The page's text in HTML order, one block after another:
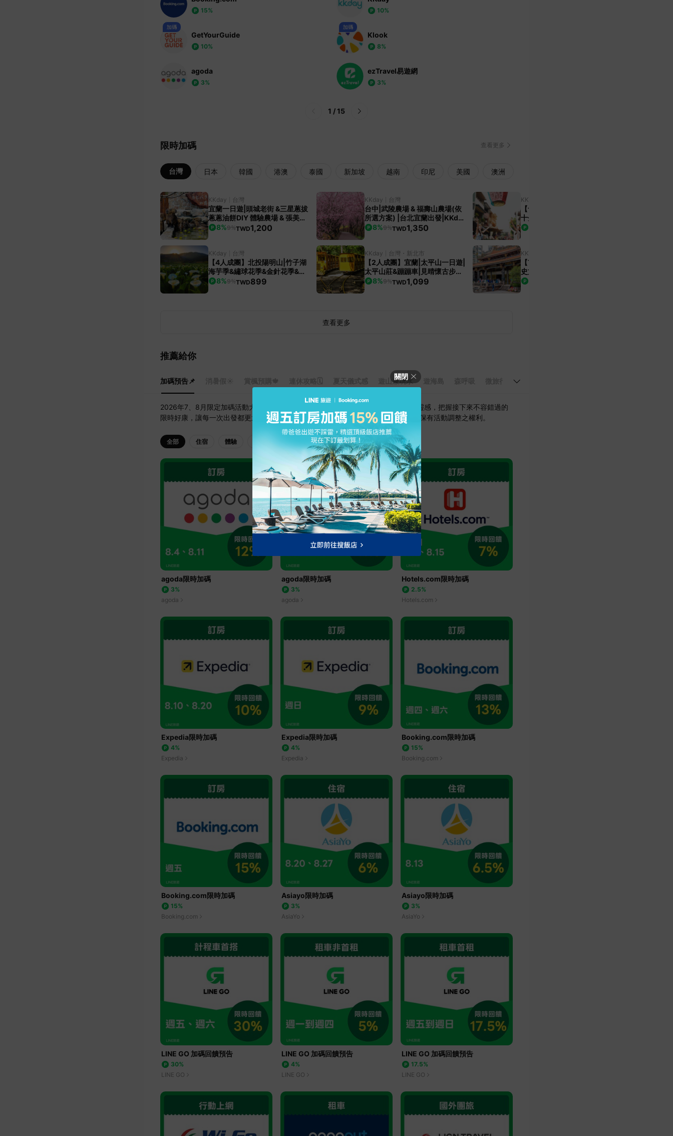
15% 10%
GetYourGuide
10%
Klook
8%
agoda
3%
ezTravel易遊網
3%
1 / 15
限時加碼 查看更多
台灣 日本 韓國 港澳 泰國 新加坡 越南 印尼 美國 澳洲
KKday 台灣
宜蘭一日遊|頭城老街 &三星蔥拔
蔥蔥油餅DIY 體驗農場 & 張美阿
嬤農場&羅東夜市|台北或宜蘭出
8% TWD1,200
KKday 台灣
【4人成團】北投陽明山|竹子湖
海芋季&繡球花季&金針花季&小
油坑&冷水坑&淡江大橋|台北出
8% TWD899
KKday 台灣
台中|武陵農場 & 福壽山農場(依
所選方案) |台北宜蘭出發|KKday
專屬團
8% TWD1,350
KKday 台灣・新北市
【2人成團】宜蘭|太平山一日遊|
太平山莊&蹦蹦車|見晴懷古步道
&鳩之澤溫泉|台北宜蘭出發|中英
8% TWD1,099
KKday
【含1人成團方案】九份&野柳&
十分&阿妹茶樓&黃金瀑布 一日
遊|日間夜間 多語服務|可加購台
KKday
【市區徒步導覽】台北|龍山寺歷
史文化之旅|中英日解說服務|KK
day 專屬團
查看更多
推薦給你
加碼預告📌 遊山兼玩水 享飯店
2026年7、8月限定加碼活動大公開！無論正在規劃暑假旅行，還是尋找下一趟出遊靈感，把握接下來不容錯過的
限時好康，讓每一次出發都更划算。＊實際回饋%請以跳轉當下顯示為準，LINE旅遊保有活動調整之權利。
全部 住宿 體驗
agoda限時加碼
3%
agoda
agoda限時加碼
3%
agoda
Hotels.com限時加碼
2.5%
Hotels.com
Expedia限時加碼
4%
Expedia
Expedia限時加碼
4%
Expedia
Booking.com限時加碼
15%
Booking.com
Booking.com限時加碼
15%
Booking.com
Asiayo限時加碼
3%
AsiaYo
Asiayo限時加碼
3%
AsiaYo
LINE GO 加碼回饋預告
30%
LINE GO
LINE GO 加碼回饋預告
4%
LINE GO
LINE GO 加碼回饋預告
17.5%
LINE GO
關閉